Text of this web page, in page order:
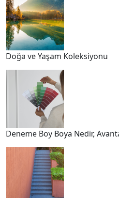
Doğa ve Yaşam Koleksiyonu
Deneme Boy Boya Nedir,